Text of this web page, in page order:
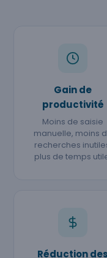
Gain de
productivité
Moins de saisie
manuelle, moins
recherches
plus de temps
Réduction des